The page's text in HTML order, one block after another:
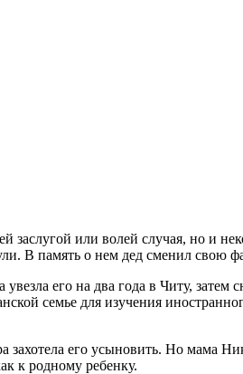
или волей случая, но и
В память о нем дед сменил
его на два года в Читу, затем
семье для изучения
его усыновить. Но мама
к родному ребенку.